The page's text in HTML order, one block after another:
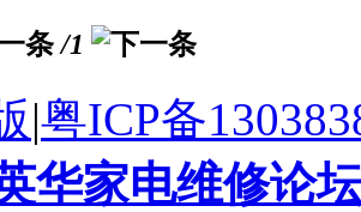
/1
|粤ICP备
华家电维修论